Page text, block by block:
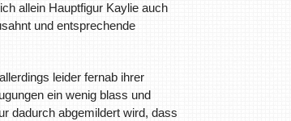
allein Hauptfigur Kaylie auch
und entsprechende
leider fernab ihrer
ein wenig blass und
dadurch abgemildert wird, dass